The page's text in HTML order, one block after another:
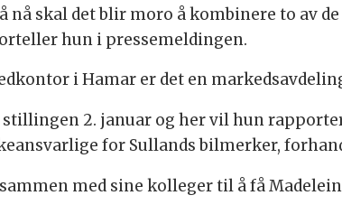
nå skal det blir moro å kombinere to av
hun i pressemeldingen.
i Hamar er det en
2. januar og her vil hun
for Sullands bilmerker,
med sine kolleger til å få